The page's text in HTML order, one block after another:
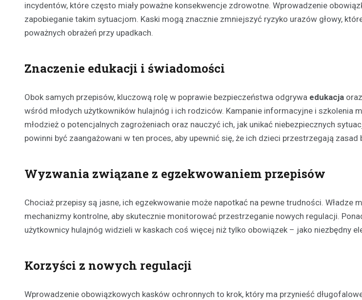
incydentów, które często miały poważne konsekwencje zdrowotne. Wprowadzenie
zapobieganie takim sytuacjom. Kaski mogą znacznie zmniejszyć ryzyko urazów głowy,
poważnych obrażeń przy upadkach.
Znaczenie edukacji i świadomości
Obok samych przepisów, kluczową rolę w poprawie bezpieczeństwa odgrywa edukacja
wśród młodych użytkowników hulajnóg i ich rodziców. Kampanie informacyjne i szkolenia
młodzież o potencjalnych zagrożeniach oraz nauczyć ich, jak unikać niebezpiecznych
powinni być zaangażowani w ten proces, aby upewnić się, że ich dzieci przestrzegają zasad
Wyzwania związane z egzekwowaniem przepisów
Chociaż przepisy są jasne, ich egzekwowanie może napotkać na pewne trudności. Władze
mechanizmy kontrolne, aby skutecznie monitorować przestrzeganie nowych regulacji.
użytkownicy hulajnóg widzieli w kaskach coś więcej niż tylko obowiązek – jako niezbędny
Korzyści z nowych regulacji
Wprowadzenie obowiązkowych kasków ochronnych to krok, który ma przynieść
swoim
21
W